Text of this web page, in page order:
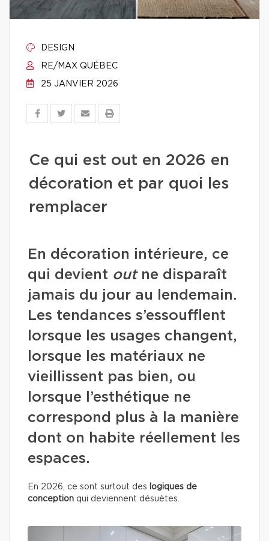
DESIGN
RE/MAX QUÉBEC
25 JANVIER 2026
Ce qui est out en 2026 en
décoration et par quoi les
remplacer
En décoration intérieure, ce
qui devient outne disparaît
jamais du jour au lendemain.
Les tendances s’essoufflent
lorsque les usages changent,
lorsque les matériaux ne
vieillissent pas bien, ou
lorsque l’esthétique ne
correspond plus à la manière
dont on habite réellement les
espaces.
En 2026, ce sont surtout des logiques de
conception qui deviennent désuètes.